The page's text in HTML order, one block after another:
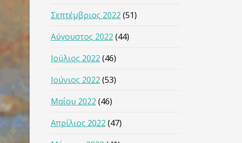
Σεπτέμβριος 2022 (51)
Αύγουστος 2022 (44)
Ιούλιος 2022 (46)
Ιούνιος 2022 (53)
Μαΐου 2022 (46)
Απρίλιος 2022 (47)